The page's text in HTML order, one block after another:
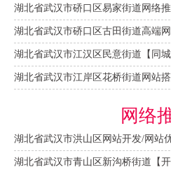
湖北省武汉市硚口区易家街道网络
湖北省武汉市硚口区古田街道高端
湖北省武汉市江汉区民意街道【同
湖北省武汉市江岸区花桥街道网站
网络
湖北省武汉市洪山区网站开发/网站